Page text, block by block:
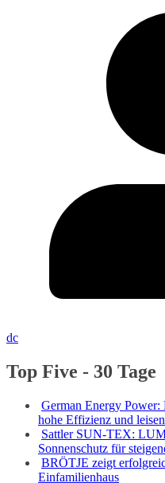
dc
Top Five - 30 Tage
German Energy Power:
hohe Effizienz und
Sattler SUN-TEX:
Sonnenschutz für
BRÖTJE zeigt
Einfamilienhaus